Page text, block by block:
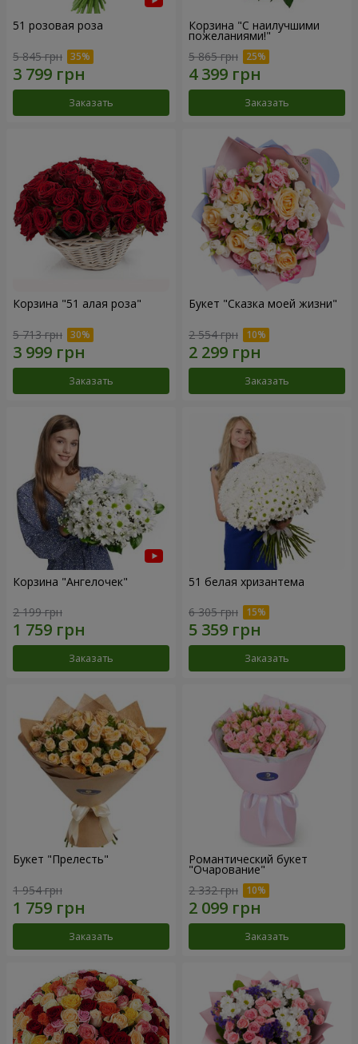
51 розовая роза
5 845 грн
Заказать
Корзина "С наилучшими
пожеланиями!"
5 865 грн
Заказать
Корзина "51 алая роза"
5 713 грн
Заказать
Букет "Сказка моей жизни"
2 554 грн
Заказать
Корзина "Ангелочек"
2 199 грн
Заказать
51 белая хризантема
6 305 грн
Заказать
Букет "Прелесть"
1 954 грн
Заказать
Романтический букет
"Очарование"
2 332 грн
Заказать